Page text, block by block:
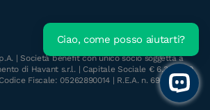
gratuito
| Società benefit con unico socio soggetta a
di Havant s.r.l. | Capitale Sociale € 6.300.000
Fiscale: 05262890014 | R.E.A. n. 696117
Open
Ciao, come posso aiutarti?